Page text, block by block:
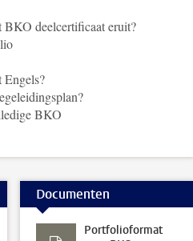
BKO deelcertificaat eruit?
BKO
Documenten
Portfolioformat